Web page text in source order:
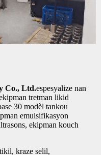
Co., Ltd.espesyalize nan
tretman likid
30 modèl tankou
emulsifikasyon
ekipman kouch
kraze selil,